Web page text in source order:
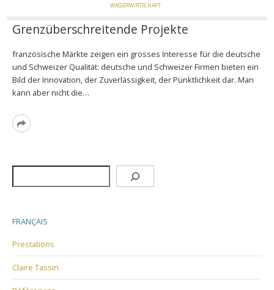
WASSERWIRTSCHAFT
Grenzüberschreitende Projekte
französische Märkte zeigen ein grosses Interesse für die deutsche
und Schweizer Qualität: deutsche und Schweizer Firmen bieten ein
Bild der Innovation, der Zuverlässigkeit, der Pünktlichkeit dar. Man
kann aber nicht die…
Read
FRANÇAIS
Prestations
Claire Tassin